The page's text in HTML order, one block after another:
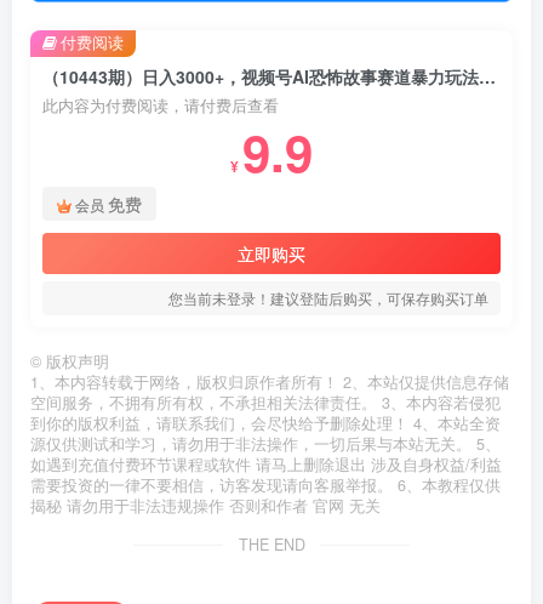
（10443期）日入3000+，视频号AI恐怖故事赛道暴力玩法，轻松过原创，小白也能轻松上手
此内容为付费阅读，请付费后查看
¥ 9.9
会员 免费
立即购买
您当前未登录！建议登陆后购买，可保存购买订单
付费阅读
© 版权声明
1、本内容转载于网络，版权归原作者所有！ 2、本站仅提供信息存储
空间服务，不拥有所有权，不承担相关法律责任。 3、本内容若侵犯
到你的版权利益，请联系我们，会尽快给予删除处理！ 4、本站全资
源仅供测试和学习，请勿用于非法操作，一切后果与本站无关。 5、
如遇到充值付费环节课程或软件 请马上删除退出 涉及自身权益/利益
需要投资的一律不要相信，访客发现请向客服举报。 6、本教程仅供
揭秘 请勿用于非法违规操作 否则和作者 官网 无关
THE END